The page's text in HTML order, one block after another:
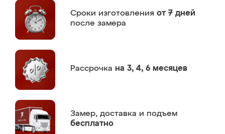
Сроки изготовления от 7 дней
после замера
Рассрочка на 3, 4, 6 месяцев
Замер, доставка и подъем
бесплатно